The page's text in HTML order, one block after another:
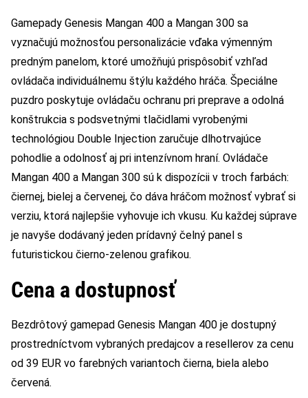
Gamepady Genesis Mangan 400 a Mangan 300 sa
vyznačujú možnosťou personalizácie vďaka výmenným
predným panelom, ktoré umožňujú prispôsobiť vzhľad
ovládača individuálnemu štýlu každého hráča. Špeciálne
puzdro poskytuje ovládaču ochranu pri preprave a odolná
konštrukcia s podsvetnými tlačidlami vyrobenými
technológiou Double Injection zaručuje dlhotrvajúce
pohodlie a odolnosť aj pri intenzívnom hraní. Ovládače
Mangan 400 a Mangan 300 sú k dispozícii v troch farbách:
čiernej, bielej a červenej, čo dáva hráčom možnosť vybrať si
verziu, ktorá najlepšie vyhovuje ich vkusu. Ku každej súprave
je navyše dodávaný jeden prídavný čelný panel s
futuristickou čierno-zelenou grafikou.
Cena a dostupnosť
Bezdrôtový gamepad Genesis Mangan 400 je dostupný
prostredníctvom vybraných predajcov a resellerov za cenu
od 39 EUR vo farebných variantoch čierna, biela alebo
červená.